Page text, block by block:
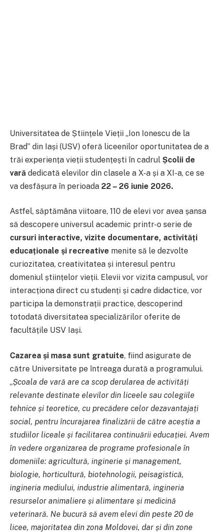
Universitatea de Științele Vieții „Ion Ionescu de la
Brad” din Iași (USV) oferă liceenilor oportunitatea de a
trăi experiența vieții studențești în cadrul Școlii de
vară dedicată elevilor din clasele a X-a și a XI-a, ce se
va desfășura în perioada 22 – 26 iunie 2026.
Astfel, săptămâna viitoare, 110 de elevi vor avea șansa
să descopere universul academic printr-o serie de
cursuri interactive, vizite documentare, activități
educaționale și recreative menite să le dezvolte
curiozitatea, creativitatea și interesul pentru
domeniul științelor vieții. Elevii vor vizita campusul, vor
interacționa direct cu studenți și cadre didactice, vor
participa la demonstrații practice, descoperind
totodată diversitatea specializărilor oferite de
facultățile USV Iași.
Cazarea și masa sunt gratuite, fiind asigurate de
către Universitate pe întreaga durată a programului.
„Școala de vară are ca scop derularea de activități
relevante destinate elevilor din liceele sau colegiile
tehnice și teoretice, cu precădere celor dezavantajați
social, pentru încurajarea finalizării de către aceștia a
studiilor liceale și facilitarea continuării educației. Avem
în vedere organizarea de programe profesionale în
domeniile: agricultură, inginerie și management,
biologie, horticultură, biotehnologii, peisagistică,
ingineria mediului, industrie alimentară, ingineria
resurselor animaliere și alimentare și medicină
veterinară. Ne bucură să avem elevi din peste 20 de
licee, majoritatea din zona Moldovei, dar și din zone